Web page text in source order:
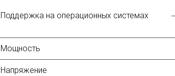
Поддержка на операционных системах
Мощность
Напряжение